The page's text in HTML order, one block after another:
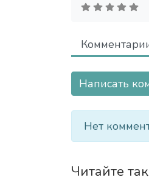
Написать
Нет
Читайте